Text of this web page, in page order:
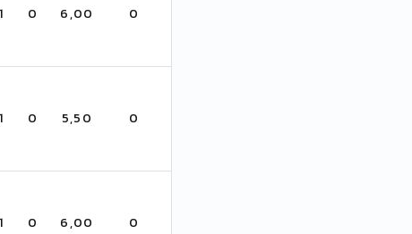
1 0 6,00 0
1 0 5,50 0
1 0 6,00 0